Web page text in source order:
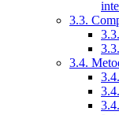
3.3.
3.4.